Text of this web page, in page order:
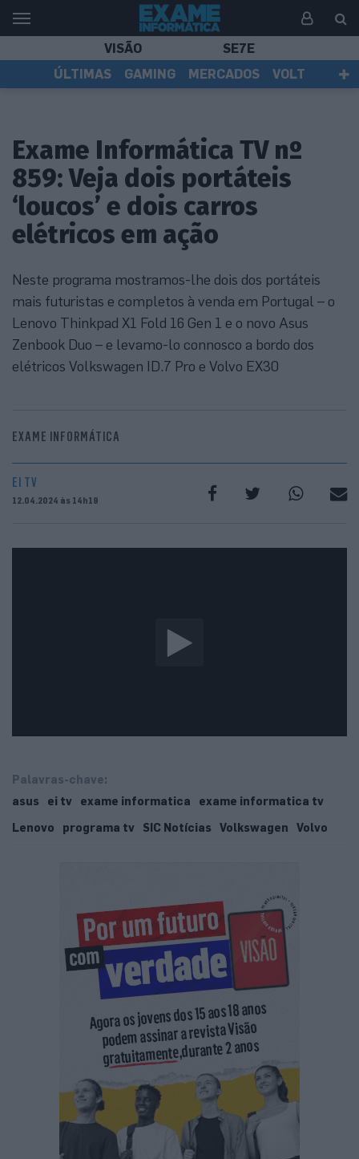
VISÃO
SE7E
ÚLTIMAS
GAMING MERCADOS
VOLT
Exame Informática TV nº
859: Veja dois portáteis
‘loucos’ e dois carros
elétricos em ação
Neste programa mostramos-lhe dois dos portáteis
mais futuristas e completos à venda em Portugal – o
Lenovo Thinkpad X1 Fold 16 Gen 1 e o novo Asus
Zenbook Duo – e levamo-lo connosco a bordo dos
elétricos Volkswagen ID.7 Pro e Volvo EX30
EXAME INFORMÁTICA
EI TV
12.04.2024 às 14h19
Palavras-chave:
asus
ei tv exame informatica
exame informatica tv
Lenovo
programa tv SIC Notícias Volkswagen Volvo